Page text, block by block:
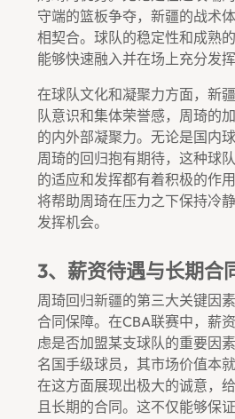
守端的篮板争夺，新疆的战术
相契合。球队的稳定性和成熟
能够快速融入并在场上充分发挥
在球队文化和凝聚力方面，新
队意识和集体荣誉感，周琦的
的内外部凝聚力。无论是国内
周琦的回归抱有期待，这种球
的适应和发挥都有着积极的作
将帮助周琦在压力之下保持冷
发挥机会。
3、薪资待遇与长期合
周琦回归新疆的第三大关键因
合同保障。在CBA联赛中，薪
虑是否加盟某支球队的重要因
名国手级球员，其市场价值本
在这方面展现出极大的诚意，
且长期的合同。这不仅能够保